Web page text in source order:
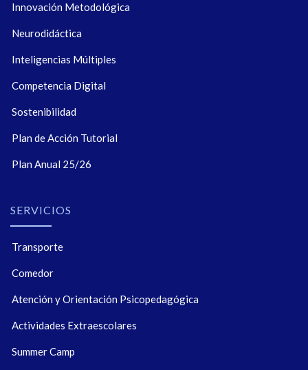
Innovación Metodológica
Neurodidáctica
Inteligencias Múltiples
Competencia Digital
Sostenibilidad
Plan de Acción Tutorial
Plan Anual 25/26
SERVICIOS
Transporte
Comedor
Atención y Orientación Psicopedagógica
Actividades Extraescolares
Summer Camp